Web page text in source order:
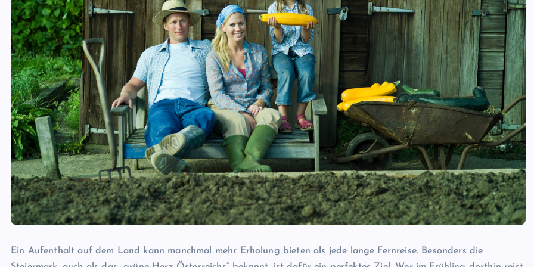
Ein Aufenthalt auf dem Land kann manchmal mehr Erholung bieten als jede lange Fernreise. Besonders die